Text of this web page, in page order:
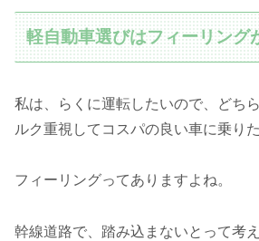
軽自動車選びはフィーリング
私は、らくに運転したいので、どち
ルク重視してコスパの良い車に乗りた
フィーリングってありますよね。
幹線道路で、踏み込まないとって考